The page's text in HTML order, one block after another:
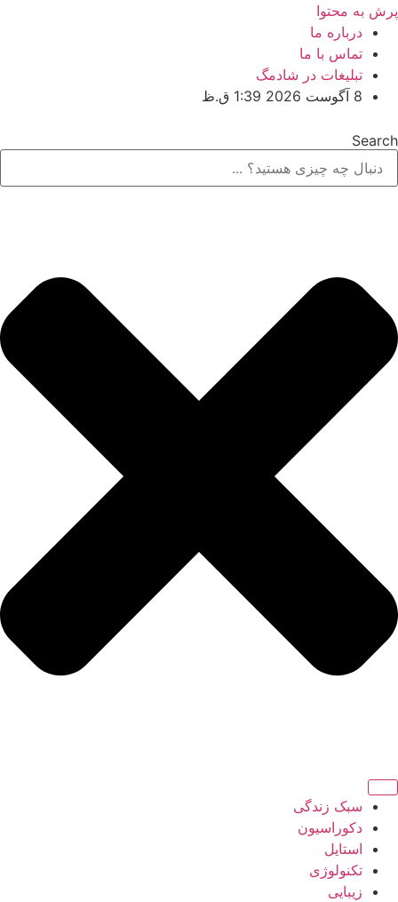
پرش به محتوا
درباره ما
تماس با ما
تبلیغات در شادمگ
8 آگوست 2026 1:39 ق.ظ
Search
سبک زندگی
دکوراسیون
استایل
تکنولوژی
زیبایی